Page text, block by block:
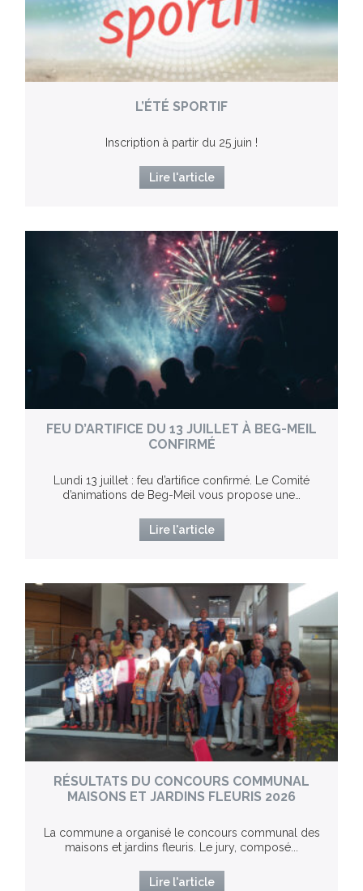
L’ÉTÉ SPORTIF
Inscription à partir du 25 juin !
Lire l'article
FEU D’ARTIFICE DU 13 JUILLET À BEG-MEIL
CONFIRMÉ
Lundi 13 juillet : feu d’artifice confirmé. Le Comité
d’animations de Beg-Meil vous propose une…
Lire l'article
RÉSULTATS DU CONCOURS COMMUNAL
MAISONS ET JARDINS FLEURIS 2026
La commune a organisé le concours communal des
maisons et jardins fleuris. Le jury, composé...
Lire l'article